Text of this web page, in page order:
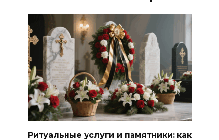
Ритуальные услуги и памятники: как